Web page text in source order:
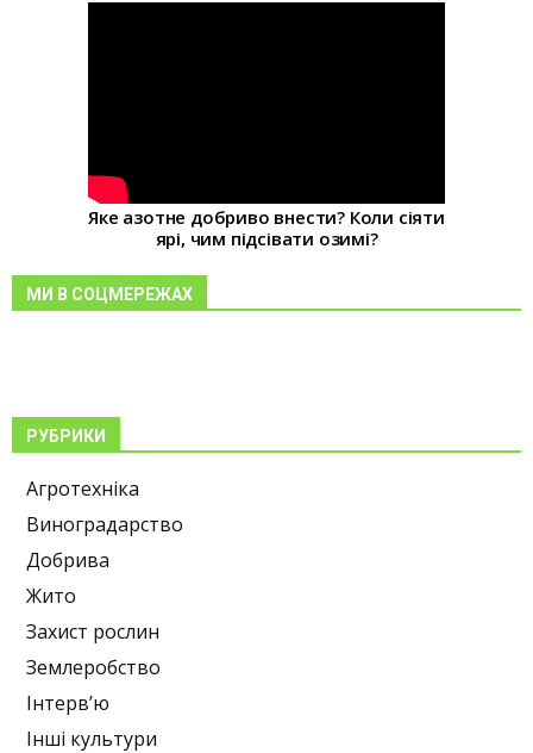
Яке азотне добриво внести? Коли сіяти
ярі, чим підсівати озимі?
МИ В СОЦМЕРЕЖАХ
РУБРИКИ
Агротехніка
Виноградарство
Добрива
Жито
Захист рослин
Землеробство
Інтерв’ю
Інші культури